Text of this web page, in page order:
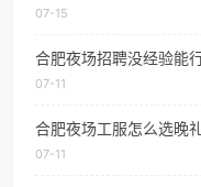
07-15
合肥夜场招聘没经验能
07-11
合肥夜场工服怎么选晚
07-11